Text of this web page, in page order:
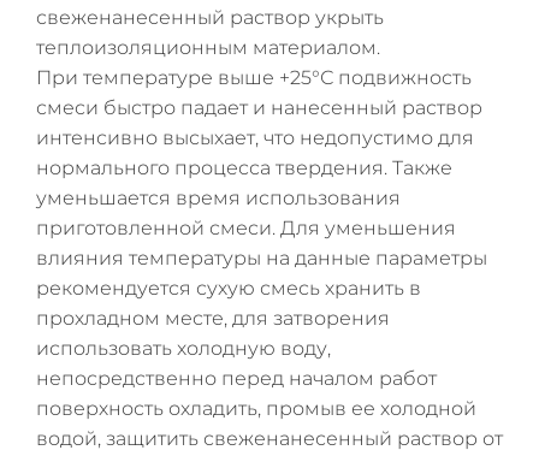
свеженанесенный раствор укрыть
теплоизоляционным материалом.
При температуре выше +25°С подвижность
смеси быстро падает и нанесенный раствор
интенсивно высыхает, что недопустимо для
нормального процесса твердения. Также
уменьшается время использования
приготовленной смеси. Для уменьшения
влияния температуры на данные параметры
рекомендуется сухую смесь хранить в
прохладном месте, для затворения
использовать холодную воду,
непосредственно перед началом работ
поверхность охладить, промыв ее холодной
водой, защитить свеженанесенный раствор от